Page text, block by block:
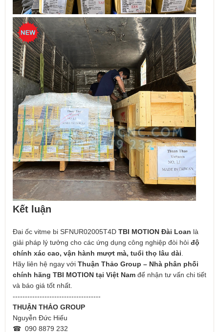
Kết luận
Đai ốc vitme bi SFNUR02005T4D TBI MOTION Đài Loan là
giải pháp lý tưởng cho các ứng dụng công nghiệp đòi hỏi độ
chính xác cao, vận hành mượt mà, tuổi thọ lâu dài
Hãy liên hệ ngay với Thuận Thảo Group – Nhà phân phối
chính hãng TBI MOTION tại Việt Nam để nhận tư vấn chi tiết
và báo giá tốt nhất.
------------------------------------
THUẬN THẢO GROUP
Nguyễn Đức Hiếu
☎ 090 8879 232